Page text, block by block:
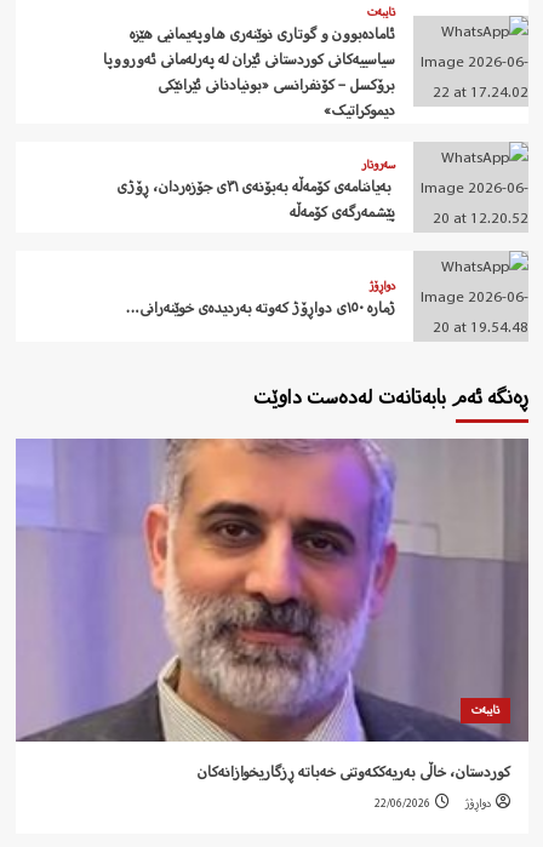
تایبەت
ئامادەبوون و گوتاری نوێنەری هاوپەیمانیی هێزە
سیاسییەکانی کوردستانی ئێران لە پەرلەمانی ئەورووپا
برۆکسل – کۆنفرانسی «بونیادنانی ئێرانێکی
دیموکراتیک»
سەروتار
‍ بەیاننامەی کۆمەڵە بەبۆنەی ٣١ی جۆزەردان، ڕۆژی
پێشمەرگەی کۆمەڵە
دواڕۆژ
ژمارە ١٥٠ی دواڕۆژ کەوتە بەردیدەی خوێنەرانی…
ڕەنگە ئەم بابەتانەت لەدەست داوێت
تایبەت
کوردستان، خاڵی بەریەککەوتنی خەباتە ڕزگاریخوازانەکان
دواڕۆژ 22/06/2026